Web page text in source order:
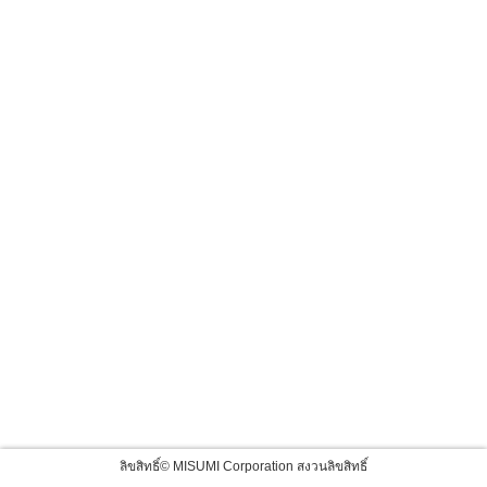
ลิขสิทธิ์© MISUMI Corporation สงวนลิขสิทธิ์